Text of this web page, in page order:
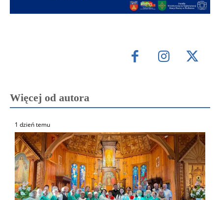
Więcej od autora
1 dzień temu